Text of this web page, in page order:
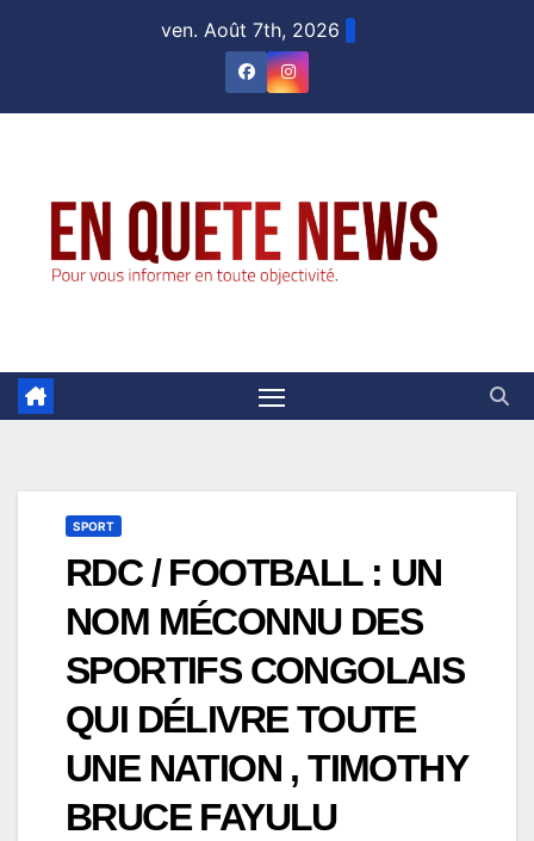
ven. Août 7th, 2026
SPORT
RDC / FOOTBALL : UN
NOM MÉCONNU DES
SPORTIFS CONGOLAIS
QUI DÉLIVRE TOUTE
UNE NATION , TIMOTHY
BRUCE FAYULU